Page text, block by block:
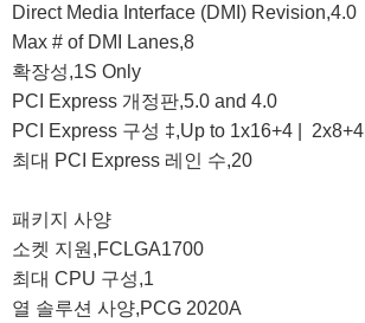
Direct Media Interface (DMI) Revision,4.0
Max # of DMI Lanes,8
확장성,1S Only
PCI Express 개정판,5.0 and 4.0
PCI Express 구성 ‡,Up to 1x16+4 |  2x8+4
최대 PCI Express 레인 수,20
패키지 사양
소켓 지원,FCLGA1700
최대 CPU 구성,1
열 솔루션 사양,PCG 2020A